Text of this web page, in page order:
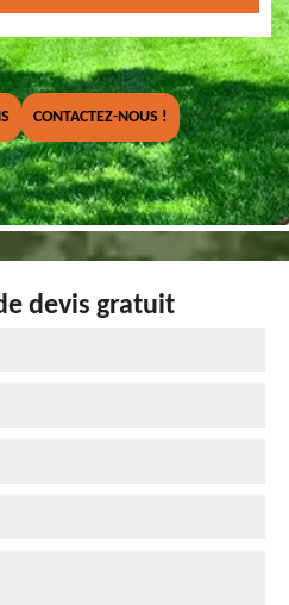
CONTACTEZ-NOUS !
devis gratuit